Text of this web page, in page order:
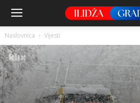
Naslovnica Vijesti